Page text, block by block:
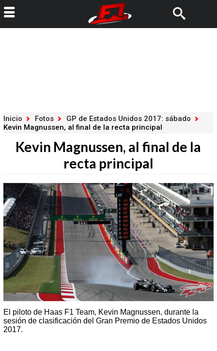
Inicio Fotos
GP de Estados Unidos 2017: sábado
Kevin Magnussen, al final de la recta principal
Kevin Magnussen, al final de la
recta principal
El piloto de Haas F1 Team, Kevin Magnussen, durante la
sesión de clasificación del Gran Premio de Estados Unidos
2017.